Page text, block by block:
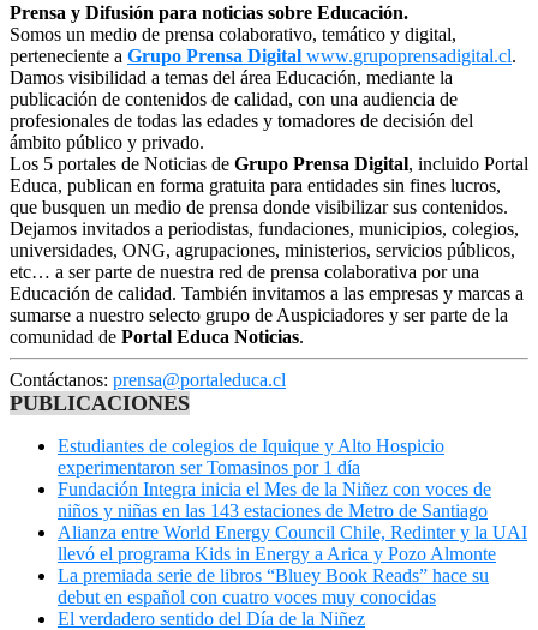
Prensa y Difusión para noticias sobre Educación.
Somos un medio de prensa colaborativo, temático y digital,
perteneciente a Grupo Prensa Digital www.grupoprensadigital.cl.
Damos visibilidad a temas del área Educación, mediante la
publicación de contenidos de calidad, con una audiencia de
profesionales de todas las edades y tomadores de decisión del
ámbito público y privado.
Los 5 portales de Noticias de Grupo Prensa Digital, incluido Portal
Educa, publican en forma gratuita para entidades sin fines lucros,
que busquen un medio de prensa donde visibilizar sus contenidos.
Dejamos invitados a periodistas, fundaciones, municipios, colegios,
universidades, ONG, agrupaciones, ministerios, servicios públicos,
etc… a ser parte de nuestra red de prensa colaborativa por una
Educación de calidad. También invitamos a las empresas y marcas a
sumarse a nuestro selecto grupo de Auspiciadores y ser parte de la
comunidad de Portal Educa Noticias.
Contáctanos: prensa@portaleduca.cl
PUBLICACIONES
Estudiantes de colegios de Iquique y Alto Hospicio
experimentaron ser Tomasinos por 1 día
Fundación Integra inicia el Mes de la Niñez con voces de
niños y niñas en las 143 estaciones de Metro de Santiago
Alianza entre World Energy Council Chile, Redinter y la UAI
llevó el programa Kids in Energy a Arica y Pozo Almonte
La premiada serie de libros “Bluey Book Reads” hace su
debut en español con cuatro voces muy conocidas
El verdadero sentido del Día de la Niñez